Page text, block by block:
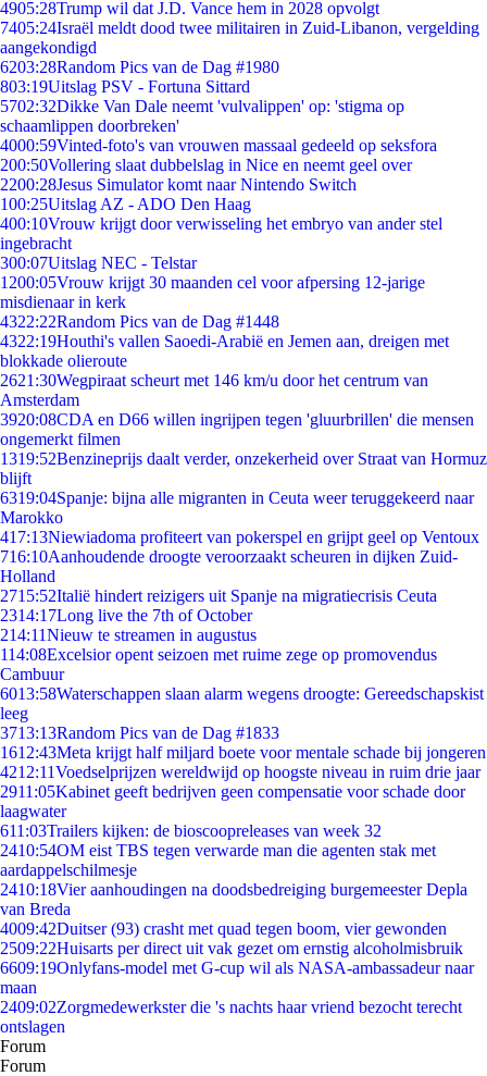
4905:28Trump wil dat J.D. Vance hem in 2028 opvolgt
7405:24Israël meldt dood twee militairen in Zuid-Libanon, vergelding
aangekondigd
6203:28Random Pics van de Dag #1980
803:19Uitslag PSV - Fortuna Sittard
5702:32Dikke Van Dale neemt 'vulvalippen' op: 'stigma op
schaamlippen doorbreken'
4000:59Vinted-foto's van vrouwen massaal gedeeld op seksfora
200:50Vollering slaat dubbelslag in Nice en neemt geel over
2200:28Jesus Simulator komt naar Nintendo Switch
100:25Uitslag AZ - ADO Den Haag
400:10Vrouw krijgt door verwisseling het embryo van ander stel
ingebracht
300:07Uitslag NEC - Telstar
1200:05Vrouw krijgt 30 maanden cel voor afpersing 12-jarige
misdienaar in kerk
4322:22Random Pics van de Dag #1448
4322:19Houthi's vallen Saoedi-Arabië en Jemen aan, dreigen met
blokkade olieroute
2621:30Wegpiraat scheurt met 146 km/u door het centrum van
Amsterdam
3920:08CDA en D66 willen ingrijpen tegen 'gluurbrillen' die mensen
ongemerkt filmen
1319:52Benzineprijs daalt verder, onzekerheid over Straat van Hormuz
blijft
6319:04Spanje: bijna alle migranten in Ceuta weer teruggekeerd naar
Marokko
417:13Niewiadoma profiteert van pokerspel en grijpt geel op Ventoux
716:10Aanhoudende droogte veroorzaakt scheuren in dijken Zuid-
Holland
2715:52Italië hindert reizigers uit Spanje na migratiecrisis Ceuta
2314:17Long live the 7th of October
214:11Nieuw te streamen in augustus
114:08Excelsior opent seizoen met ruime zege op promovendus
Cambuur
6013:58Waterschappen slaan alarm wegens droogte: Gereedschapskist
leeg
3713:13Random Pics van de Dag #1833
1612:43Meta krijgt half miljard boete voor mentale schade bij jongeren
4212:11Voedselprijzen wereldwijd op hoogste niveau in ruim drie jaar
2911:05Kabinet geeft bedrijven geen compensatie voor schade door
laagwater
611:03Trailers kijken: de bioscoopreleases van week 32
2410:54OM eist TBS tegen verwarde man die agenten stak met
aardappelschilmesje
2410:18Vier aanhoudingen na doodsbedreiging burgemeester Depla
van Breda
4009:42Duitser (93) crasht met quad tegen boom, vier gewonden
2509:22Huisarts per direct uit vak gezet om ernstig alcoholmisbruik
6609:19Onlyfans-model met G-cup wil als NASA-ambassadeur naar
maan
2409:02Zorgmedewerkster die 's nachts haar vriend bezocht terecht
ontslagen
Forum
Forum